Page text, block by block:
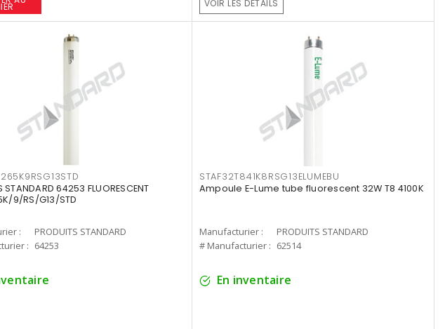
VOIR LES DÉTAILS
STANDARD 64253 FLUORESCENT
9/RS/G13/STD
:
PRODUITS STANDARD
: 64253
STAF32T841K8RSG13ELUMEBU
Ampoule E-Lume tube fluorescent 32W T8 4100K
Manufacturier :
PRODUITS STANDARD
# Manufacturier : 62514
En inventaire